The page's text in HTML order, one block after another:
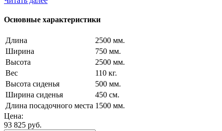
Основные характеристики
Длина
2500 мм.
Ширина
750 мм.
Высота
2500 мм.
Вес
110 кг.
Высота сиденья
500 мм.
Ширина сиденья
450 см.
Длина посадочного места 1500 мм.
Цена:
93 825 руб.